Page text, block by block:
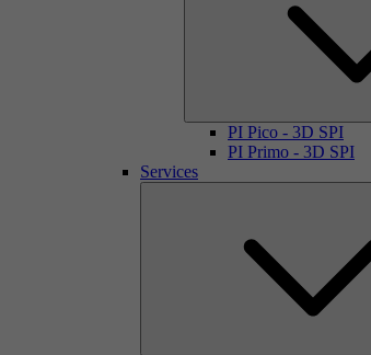
PI Pico - 3D SPI
PI Primo - 3D SPI
Services